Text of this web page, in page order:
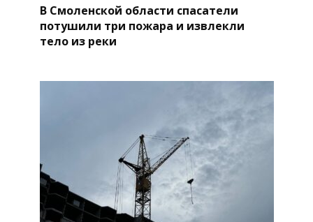
В Смоленской области спасатели
потушили три пожара и извлекли
тело из реки